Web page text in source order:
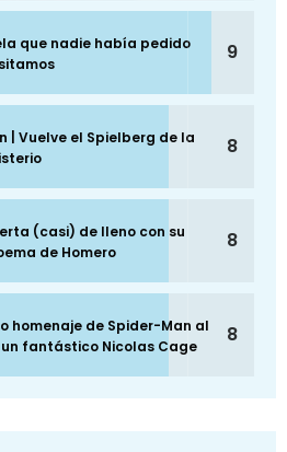
que nadie había pedido
9
| Vuelve el Spielberg de la
8
(casi) de lleno con su
de Homero
8
homenaje de Spider-Man al
fantástico Nicolas Cage
8